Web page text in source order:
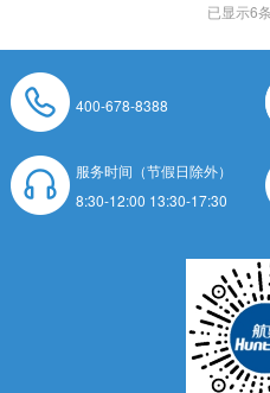
已显示6
400-678-8388
服务时间（节假日除外）
8:30-12:00 13:30-17:30